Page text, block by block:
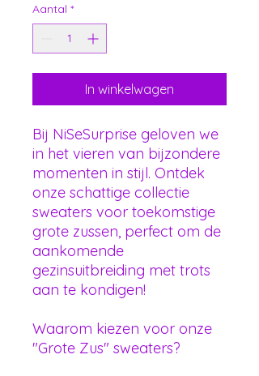
Aantal *
In winkelwagen
Bij NiSeSurprise geloven we
in het vieren van bijzondere
momenten in stijl. Ontdek
onze schattige collectie
sweaters voor toekomstige
grote zussen, perfect om de
aankomende
gezinsuitbreiding met trots
aan te kondigen!
Waarom kiezen voor onze
"Grote Zus" sweaters?